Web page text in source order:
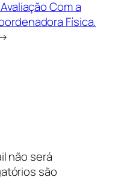
Avaliação Com a
Física.
não será
são